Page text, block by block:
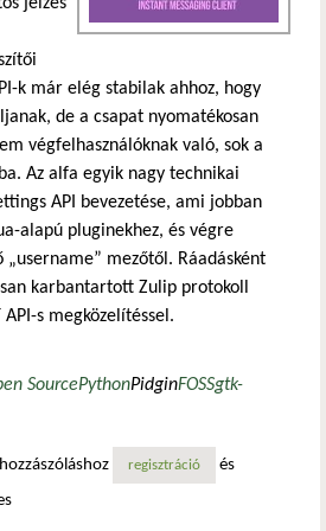
jelzés
k már elég stabilak ahhoz, hogy
de a csapat nyomatékosan
végfelhasználóknak való, sok a
Az alfa egyik nagy technikai
API bevezetése, ami jobban
alapú pluginekhez, és végre
„username” mezőtől. Ráadásként
karbantartott Zulip protokoll
s megközelítéssel.
SourcePythonPidginFOSSgtk-
3.0 üzenetküldő kliens az kísérleti verzióból
regisztráció és